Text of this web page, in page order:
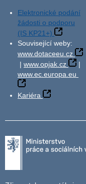
Elektronické podání
žádosti o podporu
(IS KP21+)
Související weby:
www.dotaceeu.cz
| www.opjak.cz
|
www.ec.europa.eu
Kariéra